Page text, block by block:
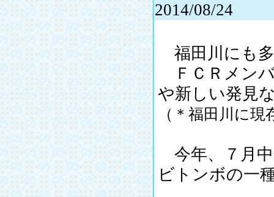
2014/08/24
福田川にも
ＦＣＲメン
や新しい発見
（＊福田川に
今年、７月
ビトンボの一